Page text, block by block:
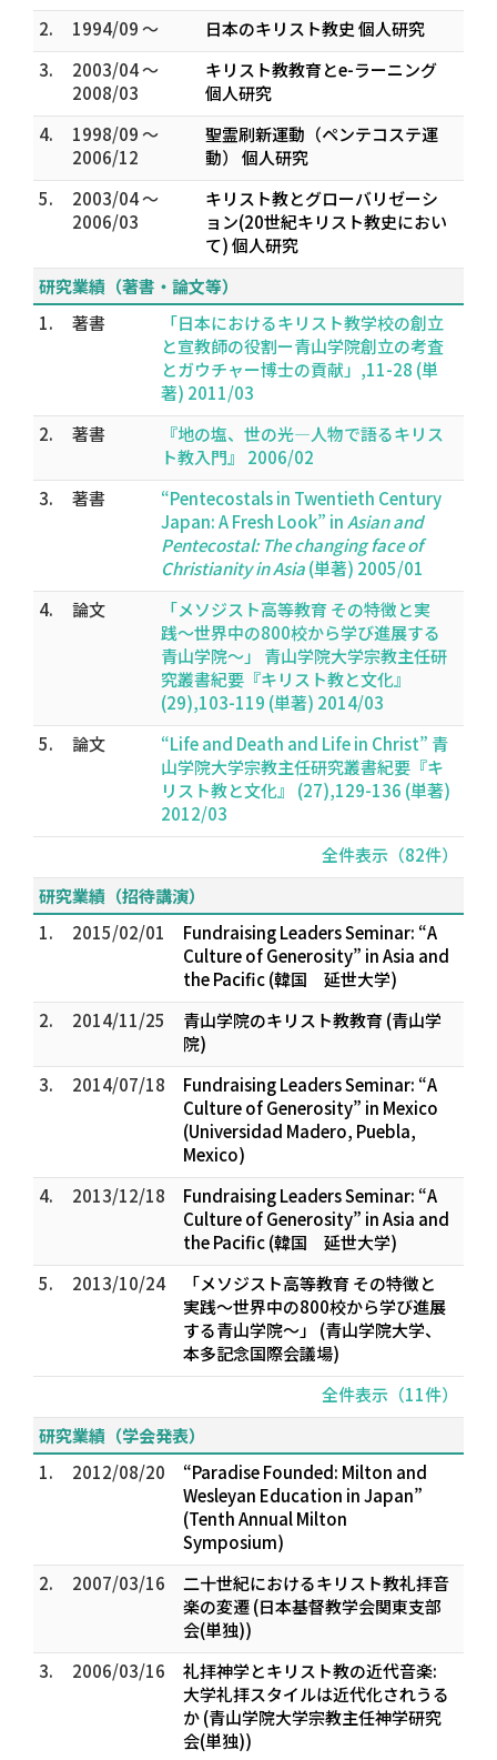
2.
1994/09 ～
日本のキリスト教史 個人研究
3.
2003/04 ～
2008/03
キリスト教教育とe-ラーニング
個人研究
4.
1998/09 ～
2006/12
聖霊刷新運動（ペンテコステ運
動） 個人研究
5.
2003/04 ～
2006/03
キリスト教とグローバリゼーシ
ョン(20世紀キリスト教史におい
て) 個人研究
研究業績（著書・論文等）
1.
著書
「日本におけるキリスト教学校の創立
と宣教師の役割ー青山学院創立の考査
とガウチャー博士の貢献」,11-28 (単
著) 2011/03
2.
著書
『地の塩、世の光―人物で語るキリス
ト教入門』 2006/02
3.
著書
“Pentecostals in Twentieth Century
Japan: A Fresh Look” inAsian and
Pentecostal: The changing face of
Christianity in Asia(単著) 2005/01
4.
論文
「メソジスト高等教育 その特徴と実
践〜世界中の800校から学び進展する
青山学院〜」 青山学院大学宗教主任研
究叢書紀要『キリスト教と文化』
(29),103-119 (単著) 2014/03
5.
論文
“Life and Death and Life in Christ” 青
山学院大学宗教主任研究叢書紀要『キ
リスト教と文化』 (27),129-136 (単著)
2012/03
全件表示（82件）
研究業績（招待講演）
1.
2015/02/01
Fundraising Leaders Seminar: “A
Culture of Generosity” in Asia and
the Pacific (韓国 延世大学)
2.
2014/11/25
青山学院のキリスト教教育 (青山学
院)
3.
2014/07/18
Fundraising Leaders Seminar: “A
Culture of Generosity” in Mexico
(Universidad Madero, Puebla,
Mexico)
4.
2013/12/18
Fundraising Leaders Seminar: “A
Culture of Generosity” in Asia and
the Pacific (韓国 延世大学)
5.
2013/10/24
「メソジスト高等教育 その特徴と
実践〜世界中の800校から学び進展
する青山学院〜」 (青山学院大学、
本多記念国際会議場)
全件表示（11件）
研究業績（学会発表）
1.
2012/08/20
“Paradise Founded: Milton and
Wesleyan Education in Japan”
(Tenth Annual Milton
Symposium)
2.
2007/03/16
二十世紀におけるキリスト教礼拝音
楽の変遷 (日本基督教学会関東支部
会(単独))
3.
2006/03/16
礼拝神学とキリスト教の近代音楽:
大学礼拝スタイルは近代化されうる
か (青山学院大学宗教主任神学研究
会(単独))